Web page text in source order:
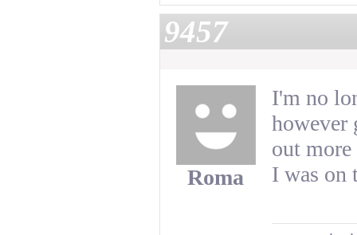
9457
Roma
I'm no
however
out
I was on